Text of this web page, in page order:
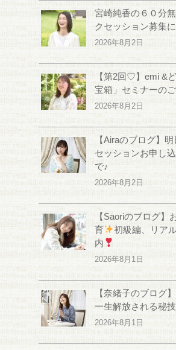
宮崎純香の６０分
クセッション募集
2026年8月2日
【第2回♡】emi &
宝箱」セミナーの
2026年8月2日
【Airaのブログ】
セッションお申し
で♪
2026年8月2日
【Saoriのブログ】
育
初級編、リア
内
2026年8月1日
【奈緒子のブログ
一生解放される秘
2026年8月1日